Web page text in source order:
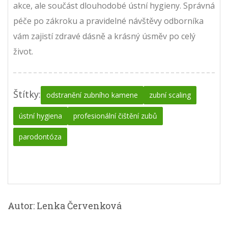
akce, ale součást dlouhodobé ústní hygieny. Správná
péče po zákroku a pravidelné návštěvy odborníka
vám zajistí zdravé dásně a krásný úsměv po celý
život.
Štítky: odstranění zubního kamene zubní scaling
ústní hygiena profesionální čištění zubů
parodontóza
Autor: Lenka Červenková